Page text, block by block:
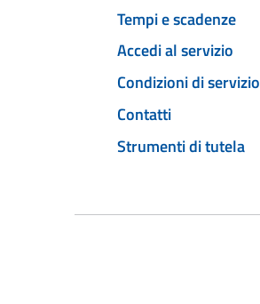
Tempi e scadenze
Accedi al servizio
Condizioni di servizio
Contatti
Strumenti di tutela